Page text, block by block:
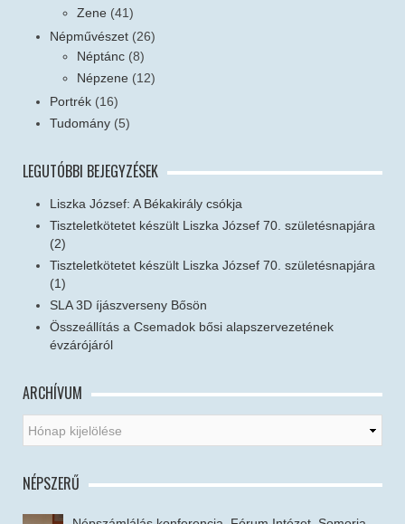
Zene (41)
Népművészet (26)
Néptánc (8)
Népzene (12)
Portrék (16)
Tudomány (5)
LEGUTÓBBI BEJEGYZÉSEK
Liszka József: A Békakirály csókja
Tiszteletkötetet készült Liszka József 70. születésnapjára
(2)
Tiszteletkötetet készült Liszka József 70. születésnapjára
(1)
SLA 3D íjászverseny Bősön
Összeállítás a Csemadok bősi alapszervezetének
évzárójáról
ARCHÍVUM
NÉPSZERŰ